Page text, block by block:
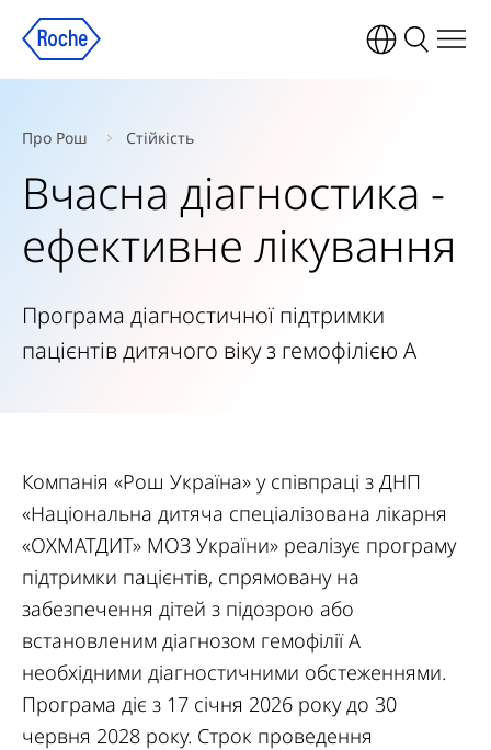
Про Рош Стійкість
Вчасна діагностика -
ефективне лікування
Програма діагностичної підтримки
пацієнтів дитячого віку з гемофілією А
Компанія «Рош Україна» у співпраці з ДНП
«Національна дитяча спеціалізована лікарня
«ОХМАТДИТ» МОЗ України» реалізує програму
підтримки пацієнтів, спрямовану на
забезпечення дітей з підозрою або
встановленим діагнозом гемофілії А
необхідними діагностичними обстеженнями.
Програма діє з 17 січня 2026 року до 30
червня 2028 року. Строк проведення